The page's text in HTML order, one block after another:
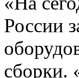
России
сборки.